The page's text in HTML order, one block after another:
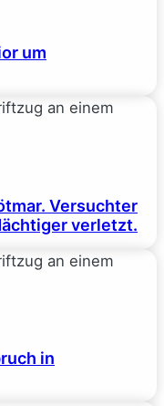
um
Versuchter
verletzt.
in